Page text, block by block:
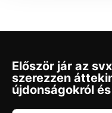
Először jár az
szerezzen
újdonságokról